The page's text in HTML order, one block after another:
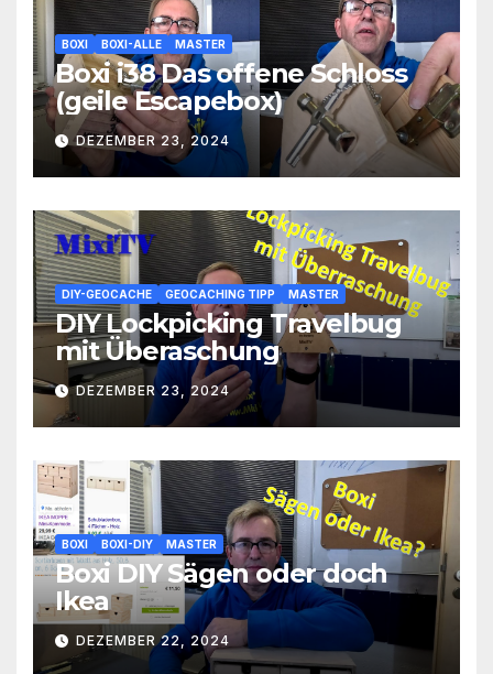
BOXI BOXI-ALLE MASTER
Boxi i38 Das offene Schloss
(geile Escapebox)
DEZEMBER 23, 2024
DIY-GEOCACHE GEOCACHING TIPP MASTER
DIY Lockpicking Travelbug
mit Überaschung
DEZEMBER 23, 2024
BOXI BOXI-DIY MASTER
Boxi DIY Sägen oder doch
Ikea
DEZEMBER 22, 2024